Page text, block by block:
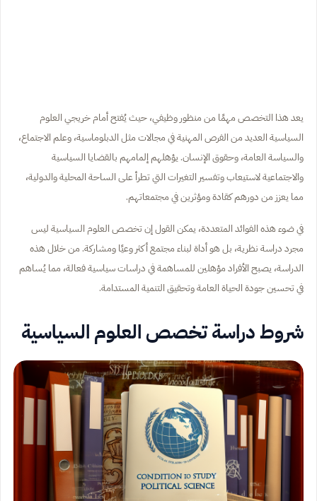
يعد هذا التخصص مهمًا من منظور وظيفي، حيث يُفتح أمام خريجي العلوم
السياسية العديد من الفرص المهنية في مجالات مثل الدبلوماسية، وعلم الاجتماع،
والسياسة العامة، وحقوق الإنسان. يؤهلهم إلمامهم بالقضايا السياسية
والاجتماعية لاستيعاب وتفسير التغيرات التي تطرأ على الساحة المحلية والدولية،
مما يعزز من دورهم كقادة ومؤثرين في مجتمعاتهم.
في ضوء هذه الفوائد المتعددة، يمكن القول إن تخصص العلوم السياسية ليس
مجرد دراسة نظرية، بل هو أداة لبناء مجتمع أكثر وعيًا ومشاركة. من خلال هذه
الدراسة، يصبح الأفراد مؤهلين للمساهمة في دراسات سياسية فعالة، مما يُساهم
في تحسين جودة الحياة العامة وتحقيق التنمية المستدامة.
شروط دراسة تخصص العلوم السياسية